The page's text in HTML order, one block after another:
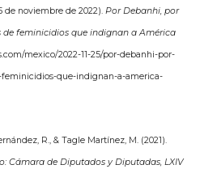
de noviembre de 2022). Por Debanhi, por
de feminicidios que indignan a América
mexico/2022-11-25/por-debanhi-por-
que-indignan-a-america-
R., & Tagle Martínez, M. (2021).
Cámara de Diputados y Diputadas, LXIV